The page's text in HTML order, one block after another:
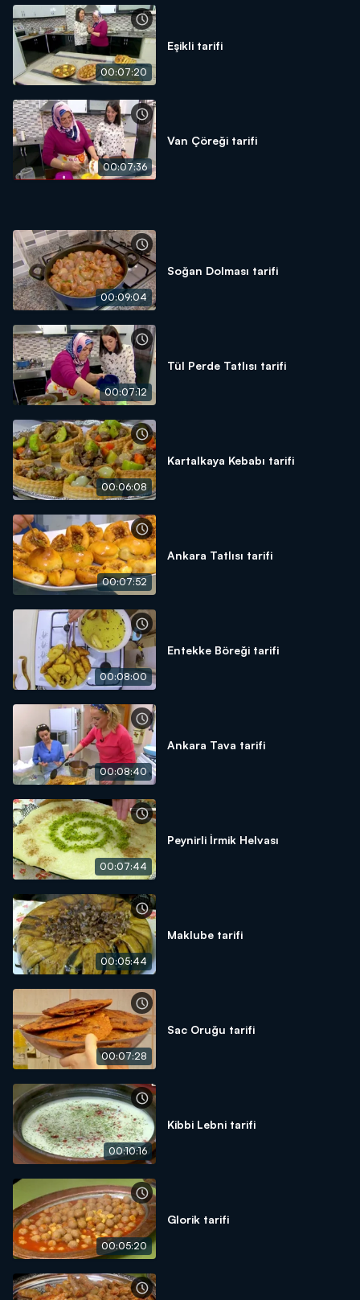
00:07:20
Eşikli tarifi
00:07:36
Van Çöreği tarifi
00:09:04
Soğan Dolması tarifi
00:07:12
Tül Perde Tatlısı tarifi
00:06:08
Kartalkaya Kebabı tarifi
00:07:52
Ankara Tatlısı tarifi
00:08:00
Entekke Böreği tarifi
00:08:40
Ankara Tava tarifi
00:07:44
Peynirli İrmik Helvası
00:05:44
Maklube tarifi
00:07:28
Sac Oruğu tarifi
00:10:16
Kibbi Lebni tarifi
00:05:20
Glorik tarifi